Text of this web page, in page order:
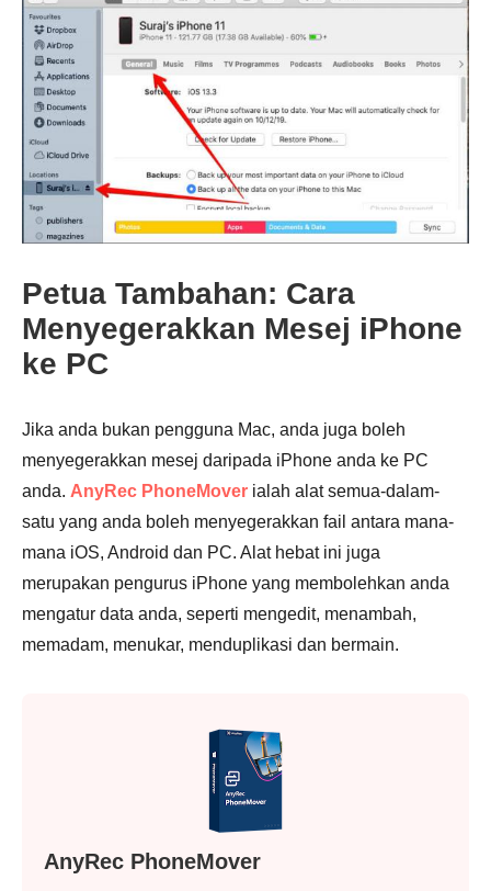
Langkah
1.
Langkah
2.
3.
Petua Tambahan: Cara
Menyegerakkan Mesej iPhone
ke PC
Jika anda bukan pengguna Mac, anda juga boleh
menyegerakkan mesej daripada iPhone anda ke PC
anda. AnyRec PhoneMover ialah alat semua-dalam-
satu yang anda boleh menyegerakkan fail antara mana-
mana iOS, Android dan PC. Alat hebat ini juga
merupakan pengurus iPhone yang membolehkan anda
mengatur data anda, seperti mengedit, menambah,
memadam, menukar, menduplikasi dan bermain.
AnyRec PhoneMover